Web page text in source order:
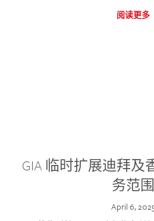
阅读更多
GIA 临时扩展迪拜及
务范围
April 6,